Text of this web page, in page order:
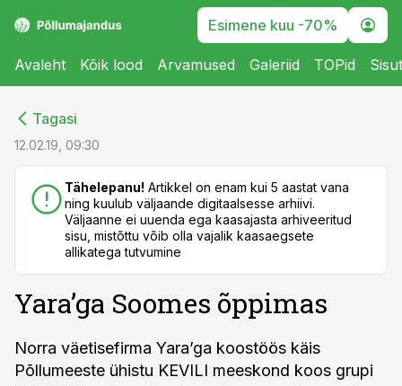
Esimene kuu -70%
Avaleht Kõik lood Arvamused Galeriid TOPid
Tagasi
12.02.19, 09:30
Tähelepanu! Artikkel on enam kui 5 aastat vana
ning kuulub väljaande digitaalsesse arhiivi.
Väljaanne ei uuenda ega kaasajasta arhiveeritud
sisu, mistõttu võib olla vajalik kaasaegsete
allikatega tutvumine
Yara’ga Soomes õppimas
Norra väetisefirma Yara’ga koostöös käis
Põllumeeste ühistu KEVILI meeskond koos grupi